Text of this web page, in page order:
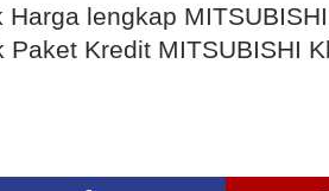
Harga lengkap
Paket Kredit